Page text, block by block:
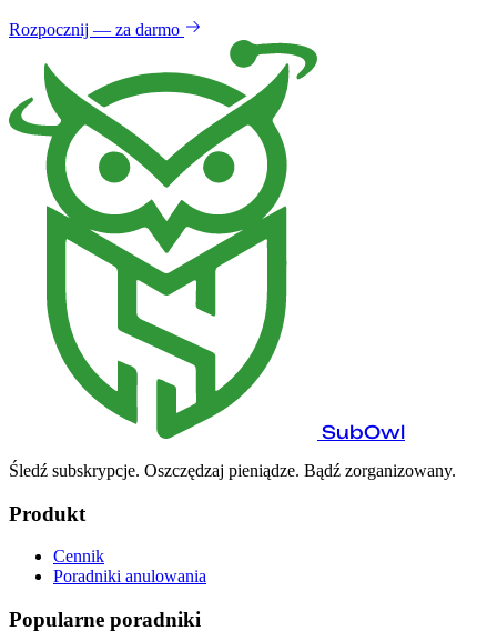
Rozpocznij — za darmo
SubOwl
Śledź subskrypcje. Oszczędzaj pieniądze. Bądź zorganizowany.
Produkt
Cennik
Poradniki anulowania
Popularne poradniki